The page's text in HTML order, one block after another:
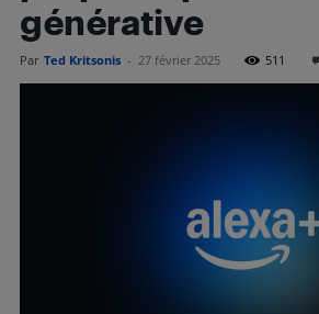
générative
Par Ted Kritsonis - 27 février 2025 511